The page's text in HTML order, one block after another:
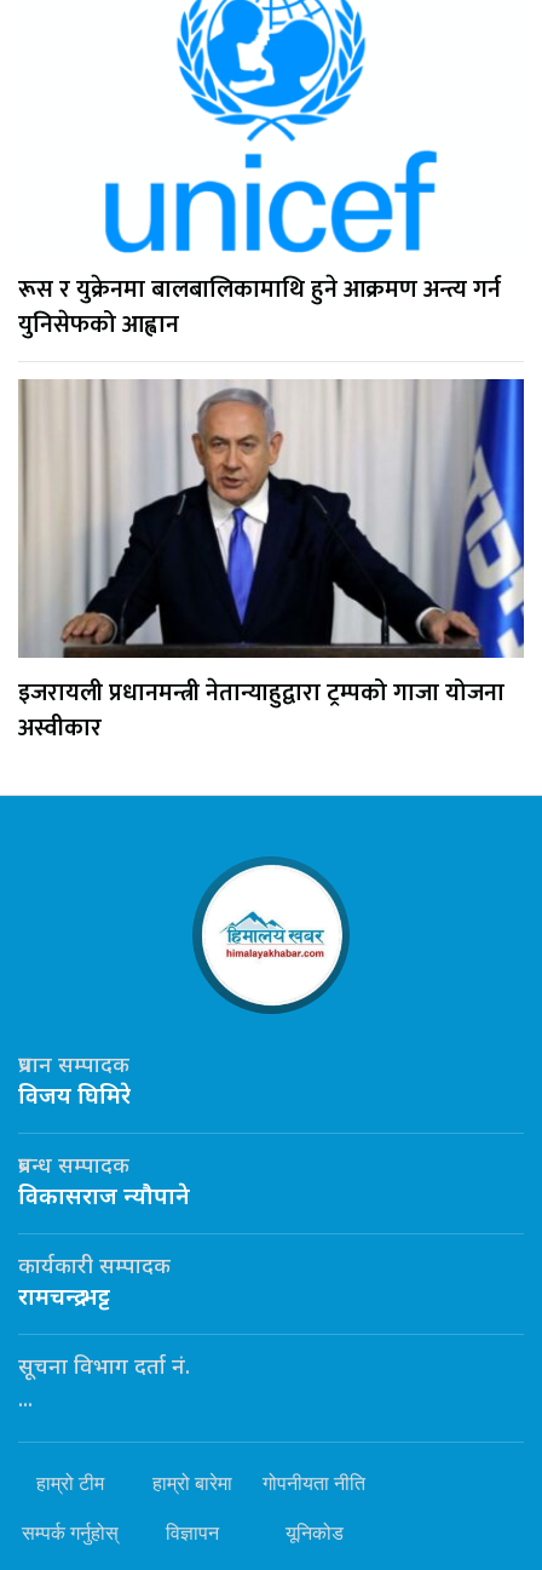
रूस र युक्रेनमा बालबालिकामाथि हुने आक्रमण अन्त्य गर्न
युनिसेफको आह्वान
इजरायली प्रधानमन्त्री नेतान्याहुद्वारा ट्रम्पको गाजा योजना
अस्वीकार
प्रधान सम्पादक
विजय घिमिरे
प्रबन्ध सम्पादक
विकासराज न्यौपाने
कार्यकारी सम्पादक
रामचन्द्र भट्ट
सूचना विभाग दर्ता नं.
...
हाम्रो टीम हाम्रो बारेमा गोपनीयता नीति
सम्पर्क गर्नुहोस् विज्ञापन यूनिकोड